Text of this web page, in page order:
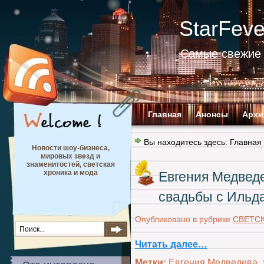
Самые свежие
Главная Анонсы
Новости шоу-бизнеса,
мировых звезд и
знаменитостей, светская
хроника и мода
Вы находитесь здесь: Главная
Евгения
свадьбы с
Опубликовано в рубрике
Читать далее…